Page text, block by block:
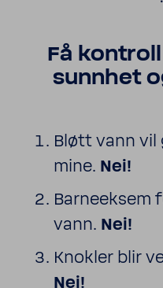
Få
sunnhet
Bløtt vann vil
mine. Nei!
Barneeksem
vann. Nei!
Knokler blir
Nei!